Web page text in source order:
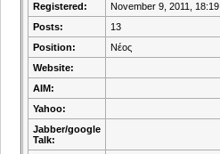
Registered:
November 9, 2011, 18:19
Posts:
13
Position:
Νέος
Website:
AIM:
Yahoo:
Jabber/google
Talk: